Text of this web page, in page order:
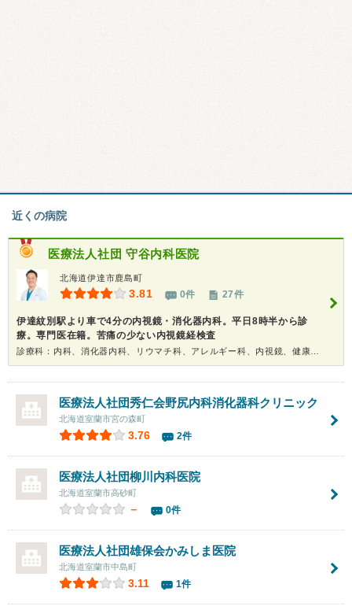
近くの病院
医療法人社団 守谷内科医院
北海道伊達市鹿島町
3.81 0件 27件
伊達紋別駅より車で4分の内視鏡・消化器内科。平日8時半から診
療。専門医在籍。苦痛の少ない内視鏡経検査
医療法人社団秀仁会野尻内科消化器科クリニック
北海道室蘭市宮の森町
3.76 2件
医療法人社団柳川内科医院
北海道室蘭市高砂町
－ 0件
医療法人社団雄保会かみしま医院
北海道室蘭市中島町
3.11 1件